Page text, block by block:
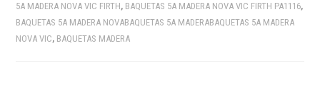
5A MADERA NOVA VIC FIRTH, BAQUETAS 5A MADERA NOVA VIC FIRTH PA1116,
BAQUETAS 5A MADERA NOVABAQUETAS 5A MADERABAQUETAS 5A MADERA
NOVA VIC, BAQUETAS MADERA